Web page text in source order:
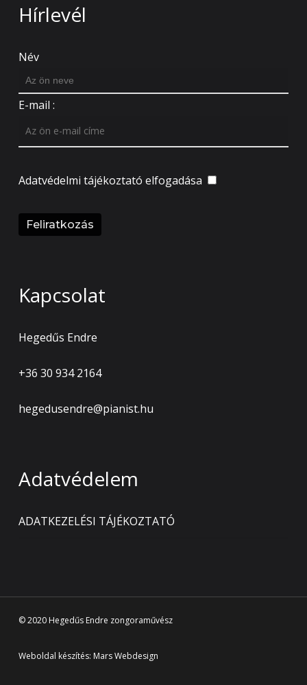
Hírlevél
Név
E-mail :
Adatvédelmi tájékoztató elfogadása
Kapcsolat
Hegedűs Endre
+36 30 934 2164
hegedusendre@pianist.hu
Adatvédelem
ADATKEZELÉSI TÁJÉKOZTATÓ
© 2020 Hegedűs Endre zongoraművész
Weboldal készítés: Mars Webdesign